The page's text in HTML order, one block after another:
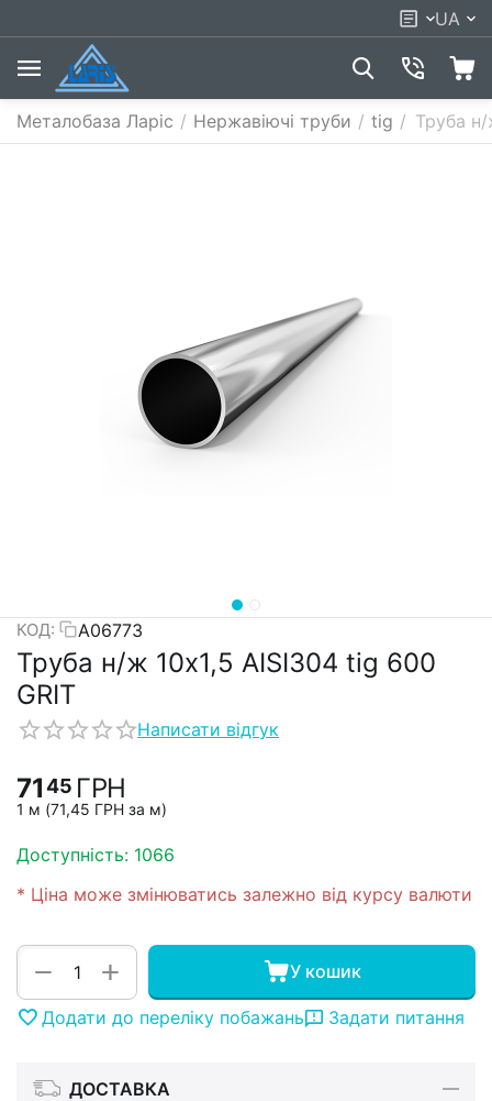
UA
Металобаза Ларіс / Нержавіючі труби / tig / Труба
КОД: А06773
Труба н/ж 10х1,5 AISI304 tig 600
GRIT
Написати відгук
7145 ГРН
1 м (71,45 ГРН за м)
Доступність: 1066
* Ціна може змінюватись залежно від курсу валюти
+
− У кошик
Додати до переліку побажань Задати питання
ДОСТАВКА